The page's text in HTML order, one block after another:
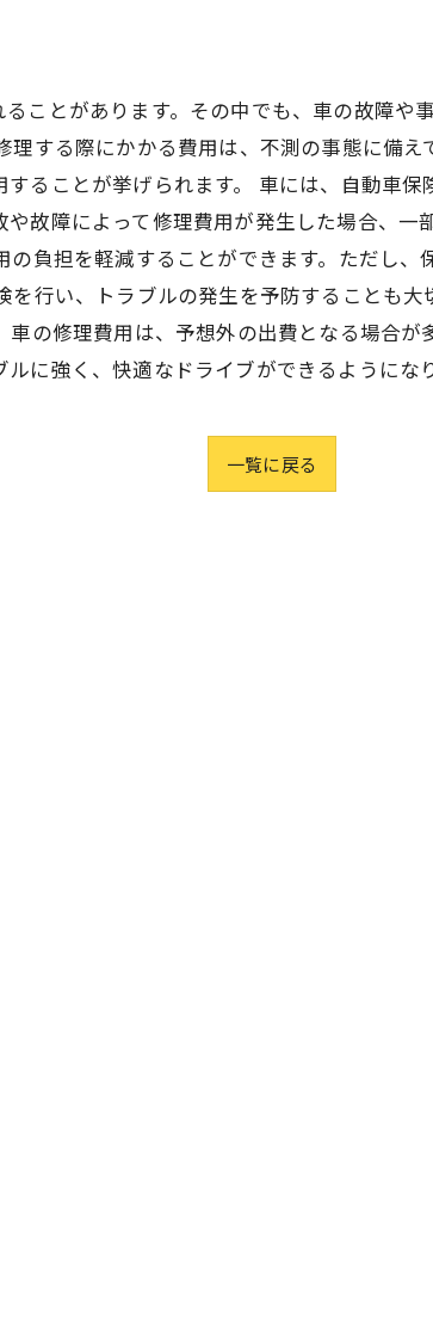
ことがあります。その中でも、車の故障や
する際にかかる費用は、不測の事態に備
ることが挙げられます。 車には、自動車
故障によって修理費用が発生した場合、
負担を軽減することができます。ただし
行い、トラブルの発生を予防することも
の修理費用は、予想外の出費となる場合が
に強く、快適なドライブができるようになり
一覧に戻る